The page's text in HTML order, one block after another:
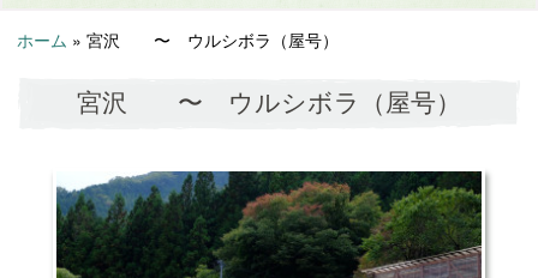
ホーム » 宮沢 〜 ウルシボラ（屋号）
宮沢 〜 ウルシボラ（屋号）